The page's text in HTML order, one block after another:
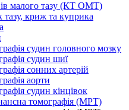
малого тазу (КТ ОМТ)
тазу, криж та куприка
судин головного мозку
судин шиї
сонних артерій
аорти
судин кінцівок
томографія (МРТ)